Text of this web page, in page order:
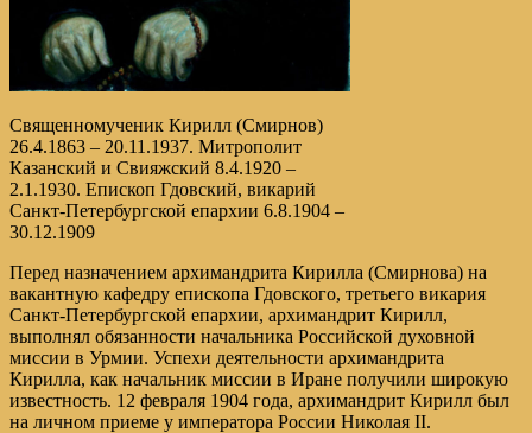
Священномученик Кирилл (Смирнов)
26.4.1863 – 20.11.1937. Митрополит
Казанский и Свияжский 8.4.1920 –
2.1.1930. Епископ Гдовский, викарий
Санкт-Петербургской епархии 6.8.1904 –
30.12.1909
Перед назначением архимандрита Кирилла (Смирнова) на
вакантную кафедру епископа Гдовского, третьего викария
Санкт-Петербургской епархии, архимандрит Кирилл,
выполнял обязанности начальника Российской духовной
миссии в Урмии. Успехи деятельности архимандрита
Кирилла, как начальник миссии в Иране получили широкую
известность. 12 февраля 1904 года, архимандрит Кирилл был
на личном приеме у императора России Николая II.